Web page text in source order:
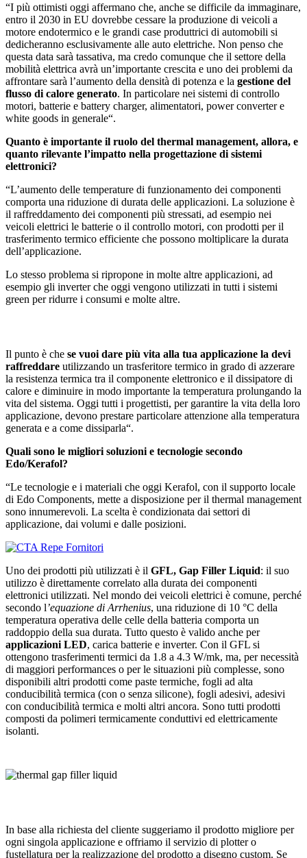
“I più ottimisti oggi affermano che, anche se difficile da immaginare,
entro il 2030 in EU dovrebbe cessare la produzione di veicoli a
motore endotermico e le grandi case produttrici di automobili si
dedicheranno esclusivamente alle auto elettriche. Non penso che
questa data sarà tassativa, ma credo comunque che il settore della
mobilità elettrica avrà un’importante crescita e uno dei problemi da
affrontare sarà l’aumento della densità di potenza e la gestione del
flusso di calore generato. In particolare nei sistemi di controllo
motori, batterie e battery charger, alimentatori, power converter e
white goods in generale“.
Quanto è importante il ruolo del thermal management, allora, e
quanto rilevante l’impatto nella progettazione di sistemi
elettronici?
“L’aumento delle temperature di funzionamento dei componenti
comporta una riduzione di durata delle applicazioni. La soluzione è
il raffreddamento dei componenti più stressati, ad esempio nei
veicoli elettrici le batterie o il controllo motori, con prodotti per il
trasferimento termico efficiente che possono moltiplicare la durata
dell’applicazione.
Lo stesso problema si ripropone in molte altre applicazioni, ad
esempio gli inverter che oggi vengono utilizzati in tutti i sistemi
green per ridurre i consumi e molte altre.
Il punto è che se vuoi dare più vita alla tua applicazione la devi
raffreddare utilizzando un trasferitore termico in grado di azzerare
la resistenza termica tra il componente elettronico e il dissipatore di
calore e diminuire in modo importante la temperatura prolungando la
vita del sistema. Oggi tutti i progettisti, per garantire la vita della loro
applicazione, devono prestare particolare attenzione alla temperatura
generata e a come dissiparla“.
Quali sono le migliori soluzioni e tecnologie secondo
Edo/Kerafol?
“Le tecnologie e i materiali che oggi Kerafol, con il supporto locale
di Edo Components, mette a disposizione per il thermal management
sono innumerevoli. La scelta è condizionata dai settori di
applicazione, dai volumi e dalle posizioni.
Uno dei prodotti più utilizzati è il GFL, Gap Filler Liquid: il suo
utilizzo è direttamente correlato alla durata dei componenti
elettronici utilizzati. Nel mondo dei veicoli elettrici è comune, perché
secondo l’equazione di Arrhenius, una riduzione di 10 °C della
temperatura operativa delle celle della batteria comporta un
raddoppio della sua durata. Tutto questo è valido anche per
applicazioni LED, carica batterie e inverter. Con il GFL si
ottengono trasferimenti termici da 1.8 a 4.3 W/mk, ma, per necessità
di maggiori performances o per le situazioni più complesse, sono
disponibili altri prodotti come paste termiche, fogli ad alta
conducibilità termica (con o senza silicone), fogli adesivi, adesivi
con conducibilità termica e molti altri ancora. Sono tutti prodotti
composti da polimeri termicamente conduttivi ed elettricamente
isolanti.
In base alla richiesta del cliente suggeriamo il prodotto migliore per
ogni singola applicazione e offriamo il servizio di plotter o
fustellatura per la realizzazione del prodotto a disegno custom. Se